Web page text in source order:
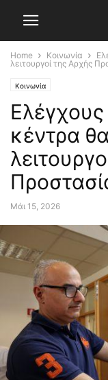
Home Κοινωνία
λειτουργοί της Αρχής
Κοινωνία
κέντρα
Μάι 15, 2026